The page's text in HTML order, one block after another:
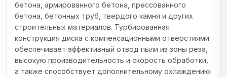
бетона, армированного бетона, прессованного
бетона, бетонных труб, твердого камня и других
строительных материалов. Турбированная
конструкция диска с компенсационными отверстиями
обеспечивает эффективный отвод пыли из зоны реза,
высокую производительность и скорость обработки,
а также способствует дополнительному охлаждению.